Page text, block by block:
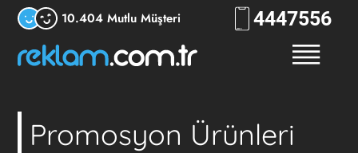
10.404 Mutlu Müşteri 4447556
Promosyon Ürünleri